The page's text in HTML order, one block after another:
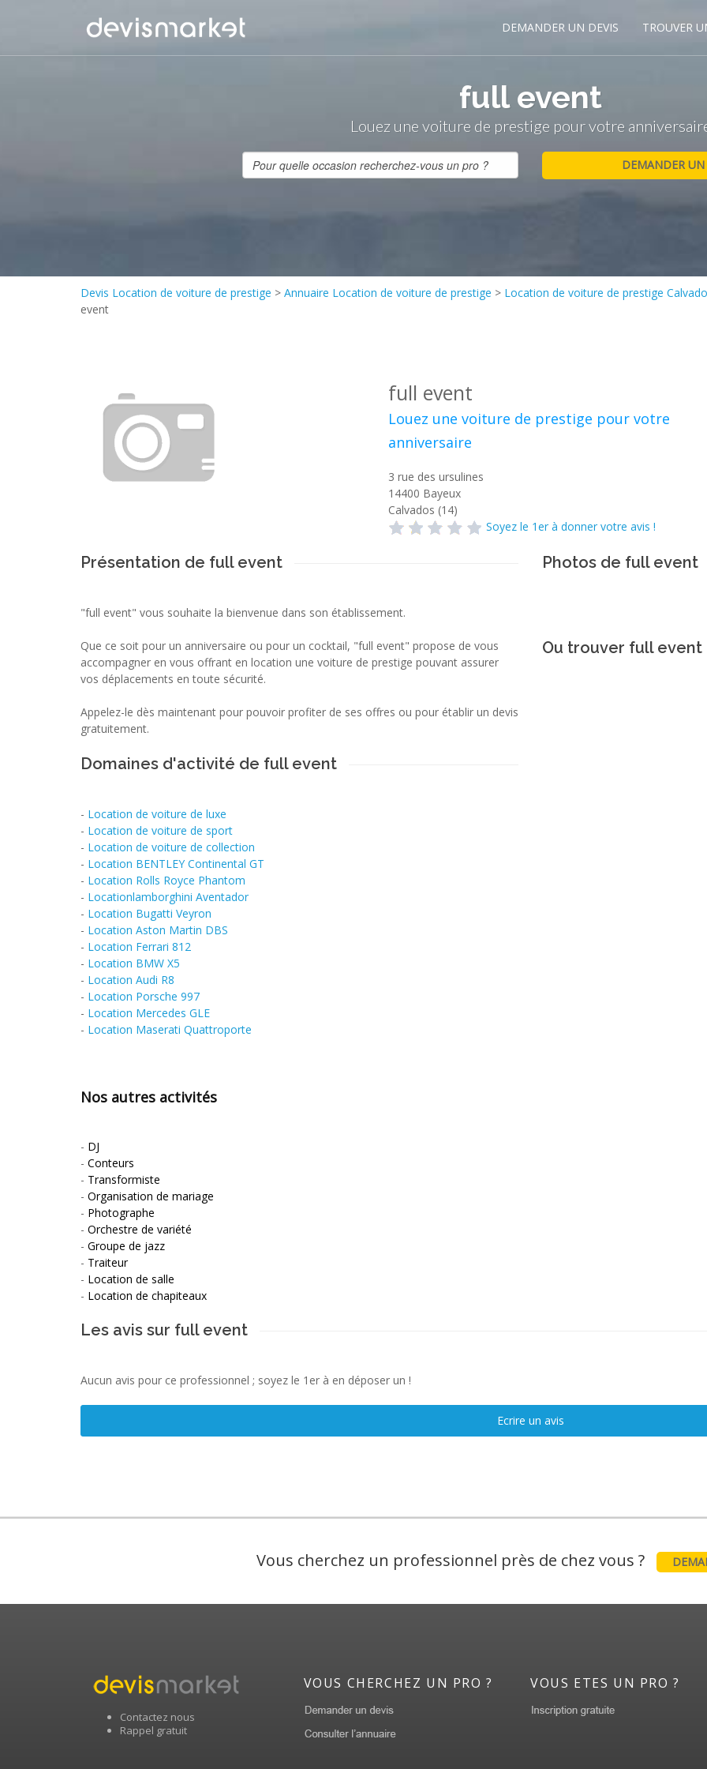
DEMANDER UN DEVIS TROUVER
full event
Louez une voiture de prestige pour votre
Devis Location de voiture de prestige > Annuaire Location de voiture de prestige > Location de voiture de prestige
event
full event
Louez une voiture de prestige pour votre
anniversaire
3 rue des ursulines
14400 Bayeux
Calvados (14)
Soyez le 1er à donner votre avis !
Présentation de full event
"full event" vous souhaite la bienvenue dans son établissement.
Que ce soit pour un anniversaire ou pour un cocktail, "full event" propose de vous
accompagner en vous offrant en location une voiture de prestige pouvant assurer
vos déplacements en toute sécurité.
Appelez-le dès maintenant pour pouvoir profiter de ses offres ou pour établir un devis
gratuitement.
Domaines d'activité de full event
- Location de voiture de luxe
- Location de voiture de sport
- Location de voiture de collection
- Location BENTLEY Continental GT
- Location Rolls Royce Phantom
- Locationlamborghini Aventador
- Location Bugatti Veyron
- Location Aston Martin DBS
- Location Ferrari 812
- Location BMW X5
- Location Audi R8
- Location Porsche 997
- Location Mercedes GLE
- Location Maserati Quattroporte
Nos autres activités
- DJ
- Conteurs
- Transformiste
- Organisation de mariage
- Photographe
- Orchestre de variété
- Groupe de jazz
- Traiteur
- Location de salle
- Location de chapiteaux
Photos de full event
Ou trouver full event
Les avis sur full event
Aucun avis pour ce professionnel ; soyez le 1er à en déposer un !
Ecrire un avis
Vous cherchez un professionnel près de chez vous ?
Contactez nous
Rappel gratuit
VOUS CHERCHEZ UN PRO ? VOUS ETES UN PRO ?